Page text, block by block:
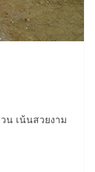
น เน้นสวยงาม